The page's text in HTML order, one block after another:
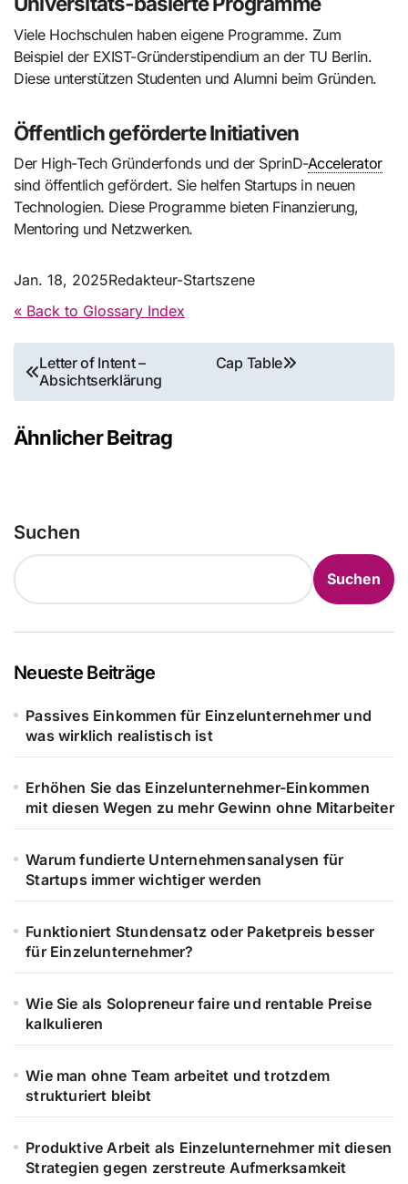
Viele Hochschulen haben eigene Programme. Zum
Beispiel der EXIST-Gründerstipendium an der TU Berlin.
Diese unterstützen Studenten und Alumni beim Gründen.
Öffentlich geförderte Initiativen
Der High-Tech Gründerfonds und der SprinD-Accelerator
sind öffentlich gefördert. Sie helfen Startups in neuen
Technologien. Diese Programme bieten Finanzierung,
Mentoring und Netzwerken.
Jan. 18, 2025Redakteur-Startszene
« Back to Glossary Index
Beitragsnavigation
Letter of Intent –
Absichtserklärung
Cap Table
Ähnlicher Beitrag
Suchen
Suchen
Neueste Beiträge
Passives Einkommen für Einzelunternehmer und
was wirklich realistisch ist
Erhöhen Sie das Einzelunternehmer-Einkommen
mit diesen Wegen zu mehr Gewinn ohne Mitarbeiter
Warum fundierte Unternehmensanalysen für
Startups immer wichtiger werden
Funktioniert Stundensatz oder Paketpreis besser
für Einzelunternehmer?
Wie Sie als Solopreneur faire und rentable Preise
kalkulieren
Wie man ohne Team arbeitet und trotzdem
strukturiert bleibt
Produktive Arbeit als Einzelunternehmer mit diesen
Strategien gegen zerstreute Aufmerksamkeit